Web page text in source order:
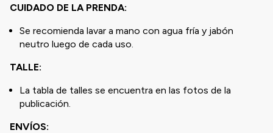
CUIDADO DE LA PRENDA:
Se recomienda lavar a mano con agua fría y jabón
neutro luego de cada uso.
TALLE:
La tabla de talles se encuentra en las fotos de la
publicación.
ENVÍOS: